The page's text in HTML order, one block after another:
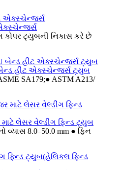
કોપર ટ્યુબની નિકાસ કરે છે
બેન્ડ હીટ એક્સ્ચેન્જર્સ ટ્યુબ
SA179;● ASTM A213/
લેસર વેલ્ડીંગ ફિન્ડ ટ્યુબ
વ્યાસ 8.0–50.0 mm ● ફિન